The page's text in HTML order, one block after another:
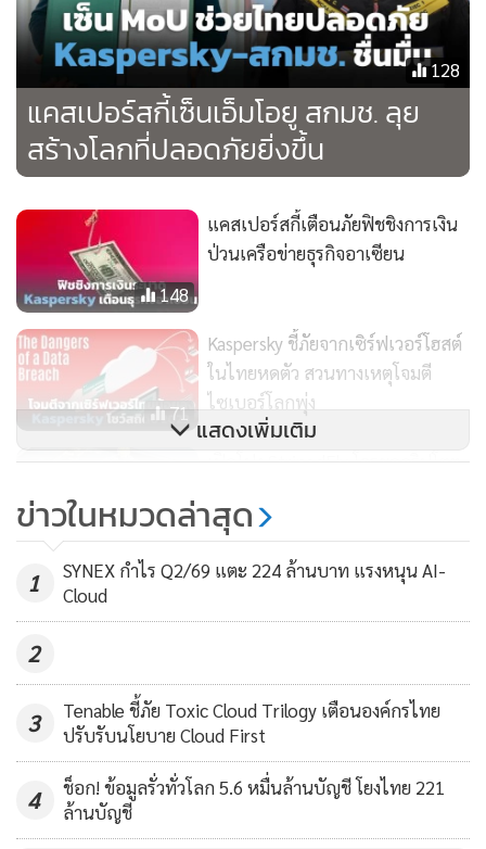
เวียดนาม 59,837 รายการ ฟิลิปปินส์ 15,312 รายการ มาเลเซีย
4,982 รายการ และสิงคโปร์ 741 รายการ
“ยุคของการโจมตีเหยื่อจำนวนมากในวงกว้างโดยการเข้ารหัส ทั้ง
ต่อบุคคลและองค์กรธุรกิจกำลังค่อยๆ หายไป และเราได้เห็นการ
เปลี่ยนแปลงของกลุ่มอาชญากรไซเบอร์ที่มีระเบียบแบบแผน ทำ
การแฮกที่เกี่ยวข้องกับการโจรกรรมข้อมูลและการเข้ารหัส ซึ่ง
โดยทั่วไปเรียกว่าการขู่กรรโชกซ้ำซ้อน เบื้องหลังพัฒนาการนี้
เป็นเพราะผู้ก่อภัยคุกคามมีความสามารถที่มีประสิทธิภาพมาก
ขึ้น ทำให้สามารถเรียกค่าไถ่ที่สูงขึ้นได้อย่างมีนัยสำคัญ”
จากจำนวนแรนซัมแวร์ที่พุ่งเป้าโจมตีธุรกิจในภูมิภาคเอเชียตะวัน
ออกเฉียงใต้ ปี 2566 ที่รวมแล้วมีเกิน 2 แสนรายการ ทำให้แรน
ซัมแวร์กลายเป็นหัวข้อข่าวใหญ่อย่างต่อเนื่องทั่วภูมิภาคเอเชีย
ตะวันออกเฉียงใต้ในปีที่ผ่านมา เหตุการณ์โจมตีที่โด่งดังมีทั้ง
ขนส่งมวลชนในมาเลเซีย โรงแรมและกาสิโนชื่อดังในสิงคโปร์
กลุ่มบริษัทสื่อที่ใหญ่ที่สุดในไทย และบริษัทพลังงานในเวียดนาม
128
แคสเปอร์สกี้เซ็นเอ็มโอยู สกมช. ลุย
สร้างโลกที่ปลอดภัยยิ่งขึ้น
148
แคสเปอร์สกี้เตือนภัยฟิชชิงการเงิน
ป่วนเครือข่ายธุรกิจอาเซียน
71
Kaspersky ชี้ภัยจากเซิร์ฟเวอร์โฮสต์
ในไทยหดตัว สวนทางเหตุโจมตี
ไซเบอร์โลกพุ่ง
1,030
เปิดโปง StripedFly โจรขุดคริปโตฯ
แสดงเพิ่มเติม
ข่าวในหมวดล่าสุด
1
SYNEX กำไร Q2/69 แตะ 224 ล้านบาท แรงหนุน AI-
Cloud
2
3
Tenable ชี้ภัย Toxic Cloud Trilogy เตือนองค์กรไทย
ปรับรับนโยบาย Cloud First
4
ช็อก! ข้อมูลรั่วทั่วโลก 5.6 หมื่นล้านบัญชี โยงไทย 221
ล้านบัญชี